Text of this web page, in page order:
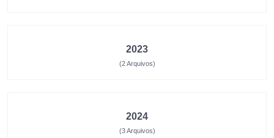
2023
(2 Arquivos)
2024
(3 Arquivos)